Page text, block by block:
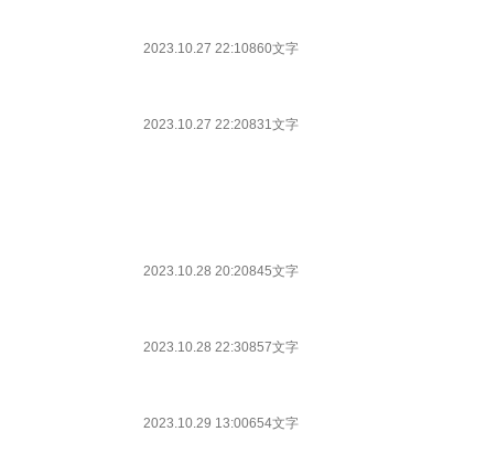
2023.10.27 22:10860文字
2023.10.27 22:20831文字
2023.10.28 20:20845文字
2023.10.28 22:30857文字
2023.10.29 13:00654文字